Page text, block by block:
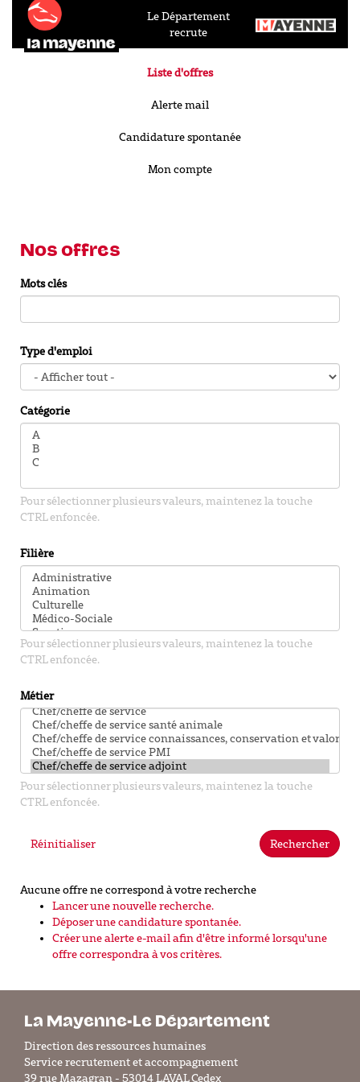
Le Département
recrute
Liste d'offres
Alerte mail
Candidature spontanée
Mon compte
Nos offres
Mots clés
Type d'emploi
Catégorie
Pour sélectionner plusieurs valeurs, maintenez la touche
CTRL enfoncée.
Filière
Pour sélectionner plusieurs valeurs, maintenez la touche
CTRL enfoncée.
Métier
Pour sélectionner plusieurs valeurs, maintenez la touche
CTRL enfoncée.
Rechercher
Réinitialiser
Aucune offre ne correspond à votre recherche
Lancer une nouvelle recherche.
Déposer une candidature spontanée.
Créer une alerte e-mail afin d'être informé lorsqu'une
offre correspondra à vos critères.
La Mayenne-Le Département
Direction des ressources humaines
Service recrutement et accompagnement
39 rue Mazagran - 53014 LAVAL Cedex